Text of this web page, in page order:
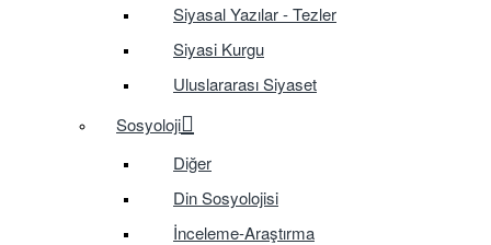
Siyasal Yazılar - Tezler
Siyasi Kurgu
Uluslararası Siyaset
Sosyoloji
Diğer
Din Sosyolojisi
İnceleme-Araştırma